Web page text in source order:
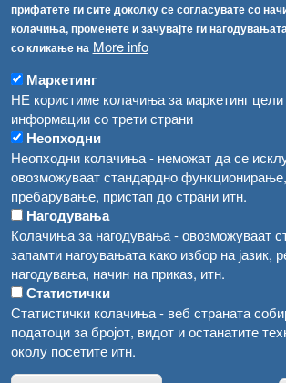
прифатете ги сите доколку се согласувате со
колачиња, променете и зачувајте ги
со кликање на More info
Маркетинг
НЕ користиме колачиња за маркетинг
информации со трети страни
Неопходни
Неопходни колачиња - неможат да се
овозможуваат стандардно функционирање,
пребарување, пристап до страни итн.
Нагодувања
Колачиња за нагодувања - овозможуваат
запамти нагоувањата како избор на јазик,
нагодувања, начин на приказ, итн.
Статистички
Статистички колачиња - веб страната
податоци за бројот, видот и останатите
околу посетите итн.
[АХВ-претходна страна]
Соопштенија
Високите температури ризик од труење со храна, опасни се и за животните
Водата во Гостивар може да се користи како техничка, продолжува испораката на флаширана вода
Во Гостивар спроведени 70 вонредни контроли
Забраната за водата во Гостивар останува на сила, операторите да користат само технички безбедна вода
Навигација
Регистри
Забрани
Огласи